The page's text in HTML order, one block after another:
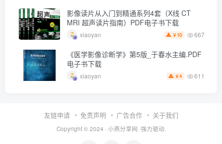
影像读片从入门到精通系列4套（X线 CT
MRI 超声读片指南）PDF电子书下载
xiaoyan ￥ 10 667
《医学影像诊断学》第5版_于春水主编.PDF
电子书下载
xiaoyan ￥4 611
友链申请 免责声明 广告合作 关于我们
Copyright © 2024 · 小燕分享网 ·强力驱动.